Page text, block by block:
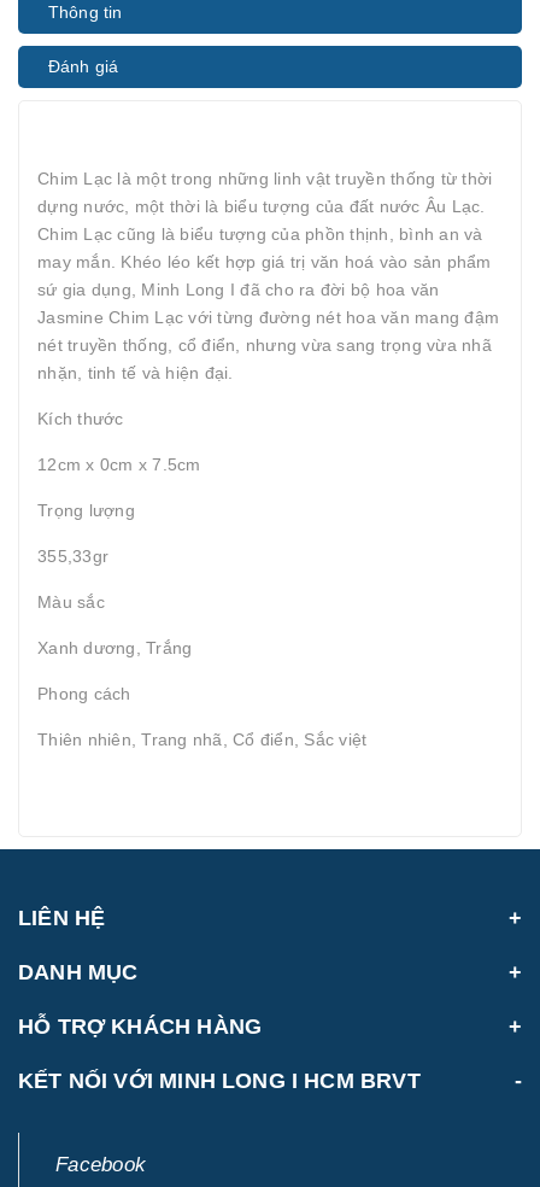
Thông tin
Đánh giá
Chim Lạc là một trong những linh vật truyền thống từ thời
dựng nước, một thời là biểu tượng của đất nước Âu Lạc.
Chim Lạc cũng là biểu tượng của phồn thịnh, bình an và
may mắn. Khéo léo kết hợp giá trị văn hoá vào sản phẩm
sứ gia dụng, Minh Long I đã cho ra đời bộ hoa văn
Jasmine Chim Lạc với từng đường nét hoa văn mang đậm
nét truyền thống, cổ điển, nhưng vừa sang trọng vừa nhã
nhặn, tinh tế và hiện đại.
Kích thước
12cm x 0cm x 7.5cm
Trọng lượng
355,33gr
Màu sắc
Xanh dương, Trắng
Phong cách
Thiên nhiên, Trang nhã, Cổ điển, Sắc việt
LIÊN HỆ
DANH MỤC
HỖ TRỢ KHÁCH HÀNG
KẾT NỐI VỚI MINH LONG I HCM BRVT
Facebook